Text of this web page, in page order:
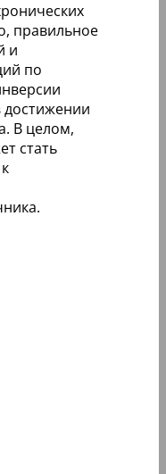
правильное
и
по
В целом,
стать